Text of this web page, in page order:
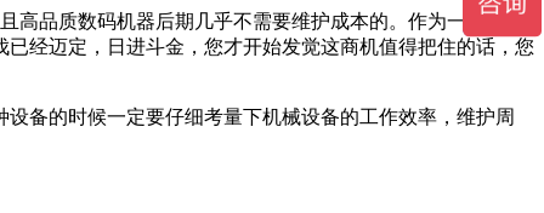
品质数码机器后期几乎不需要维护成本的。作为一个企
经迈定，日进斗金，您才开始发觉这商机值得把住的话，您
备的时候一定要仔细考量下机械设备的工作效率，维护周